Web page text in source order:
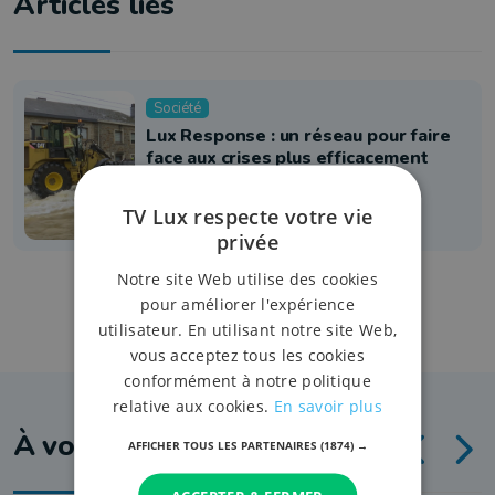
Société
Lux Response : un réseau pour faire
face aux crises plus efficacement
À voir aussi
TV Lux respecte votre vie
privée
Notre site Web utilise des cookies
pour améliorer l'expérience
utilisateur. En utilisant notre site Web,
vous acceptez tous les cookies
conformément à notre politique
relative aux cookies. En savoir plus
AFFICHER TOUS LES PARTENAIRES (1874) →